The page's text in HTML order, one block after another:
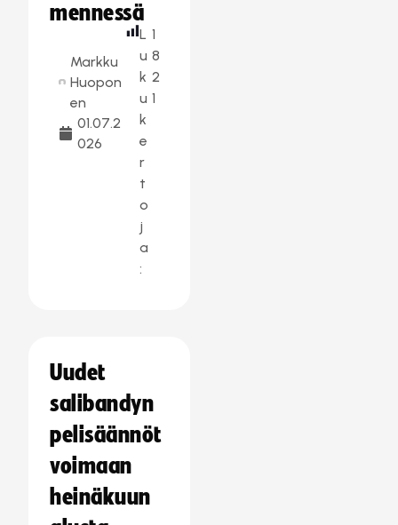
mennessä
Markku
Huopon
en
01.07.2
026
L
u
k
u
k
e
r
t
o
j
a
:
1
8
2
1
Uudet
salibandyn
pelisäännöt
voimaan
heinäkuun